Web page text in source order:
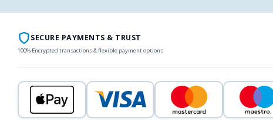
SECURE PAYMENTS & TRUST
100% Encrypted transactions & flexible payment options